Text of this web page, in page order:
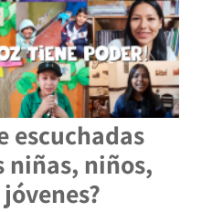
escuchadas
niñas, niños,